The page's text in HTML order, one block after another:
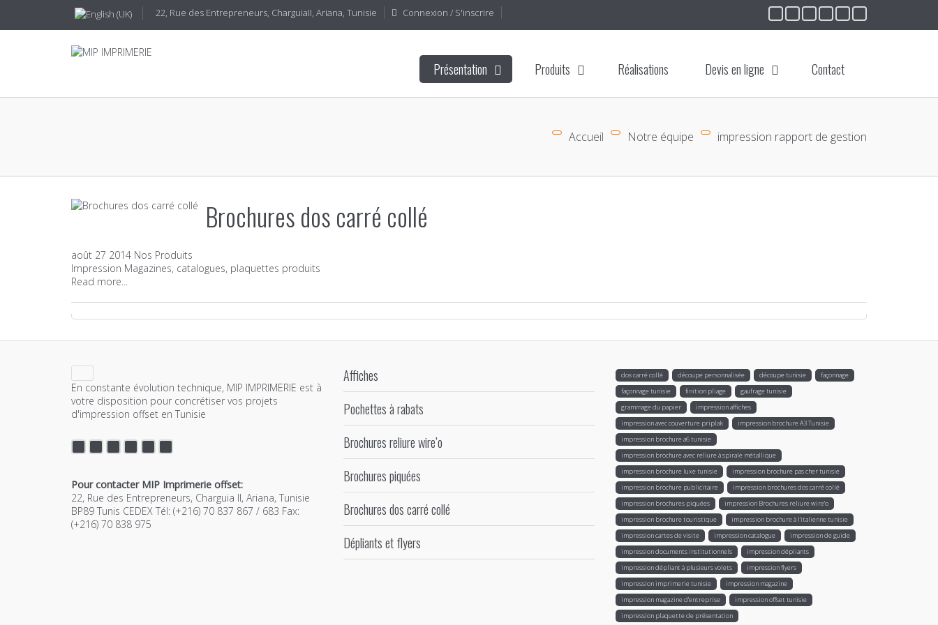
22, Rue des Entrepreneurs, CharguiaII, Ariana, Tunisie Connexion / S'inscrire
Présentation Produits Réalisations Devis en ligne Contact
Accueil Notre équipe impression rapport de gestion
Brochures dos carré collé
août 27 2014 Nos Produits
Impression Magazines, catalogues, plaquettes produits
Read more...
En constante évolution technique, MIP IMPRIMERIE est à
votre disposition pour concrétiser vos projets
d'impression offset en Tunisie
Pour contacter MIP Imprimerie offset:
22, Rue des Entrepreneurs, Charguia II, Ariana, Tunisie
BP89 Tunis CEDEX Tél: (+216) 70 837 867 / 683 Fax:
(+216) 70 838 975
Affiches
Pochettes à rabats
Brochures reliure wire’o
Brochures piquées
Brochures dos carré collé
Dépliants et flyers
dos carré collé découpe personnalisée découpe tunisie
façonnage
façonnage tunisie
finition pliage
gaufrage tunisie
grammage du papier
impression affiches
impression avec couverture priplak
impression brochure A3 Tunisie
impression brochure a6 tunisie
impression brochure avec reliure à spirale métallique
impression brochure luxe tunisie
impression brochure pas cher tunisie
impression brochure publicitaire
impression brochures dos carré collé
impression brochures piquées
impression Brochures reliure wire’o
impression brochure touristique
impression brochure à l'italienne tunisie
impression cartes de visite
impression catalogue
impression de guide
impression documents institutionnels
impression dépliants
impression dépliant à plusieurs volets
impression flyers
impression imprimerie tunisie
impression magazine
impression magazine d’entreprise
impression offset tunisie
impression plaquette de présentation